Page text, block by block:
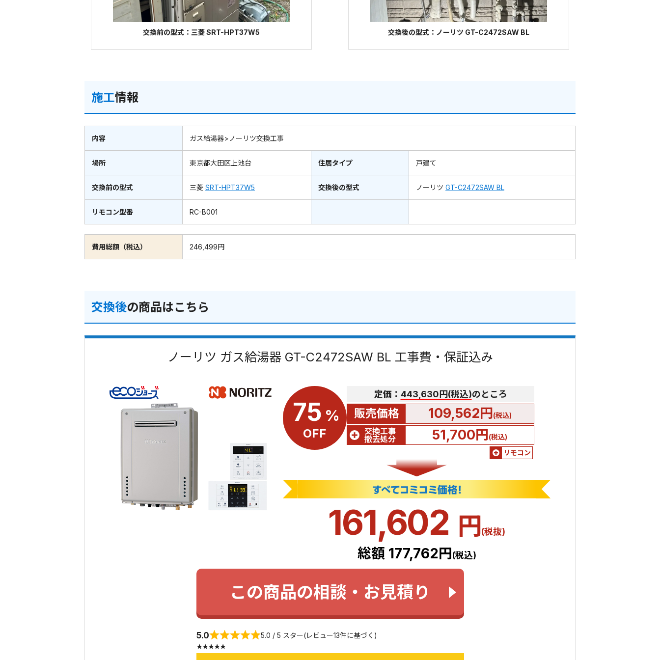
交換前の型式：三菱 SRT-HPT37W5 交換後の型式：ノーリツ GT-C2472SAW BL
施工情報
内容 ガス給湯器>ノーリツ交換工事
場所 東京都大田区上池台 住居タイプ 戸建て
交換前の型式 三菱 SRT-HPT37W5 交換後の型式 ノーリツ GT-C2472SAW BL
リモコン型番 RC-B001
費用総額（税込） 246,499円
交換後の商品はこちら
ノーリツ ガス給湯器 GT-C2472SAW BL 工事費・保証込み
75 %
OFF
定価： 443,630円(税込)のところ
販売価格 109,562円(税込)
交換工事
撤去処分
51,700円(税込)
リモコン
161,602 円(税抜)
総額 177,762円(税込)
この商品の相談・お見積り
5.0 5.0 / 5 スター(レビュー13件に基づく)
★★★★★